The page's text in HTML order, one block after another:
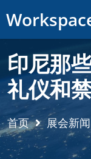
印尼那
礼仪和
首页 展会新闻